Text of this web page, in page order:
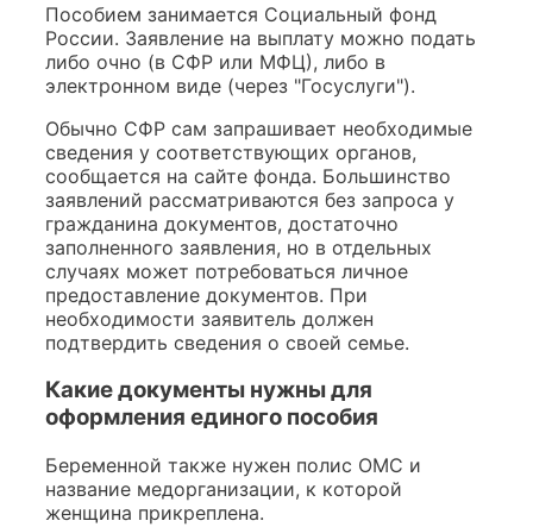
Пособием занимается Социальный фонд
России. Заявление на выплату можно подать
либо очно (в СФР или МФЦ), либо в
электронном виде (через "Госуслуги").
Обычно СФР сам запрашивает необходимые
сведения у соответствующих органов,
сообщается на сайте фонда. Большинство
заявлений рассматриваются без запроса у
гражданина документов, достаточно
заполненного заявления, но в отдельных
случаях может потребоваться личное
предоставление документов. При
необходимости заявитель должен
подтвердить сведения о своей семье.
Какие документы нужны для
оформления единого пособия
Беременной также нужен полис ОМС и
название медорганизации, к которой
женщина прикреплена.